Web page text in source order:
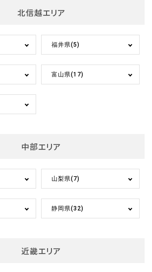
北信越エリア
福井県(5)
富山県(17)
中部エリア
山梨県(7)
静岡県(32)
近畿エリア